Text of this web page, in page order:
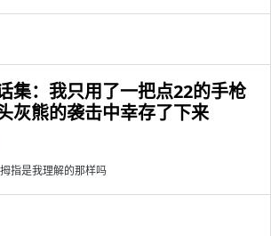
集：我只用了一把点22的手枪
灰熊的袭击中幸存了下来
指是我理解的那样吗